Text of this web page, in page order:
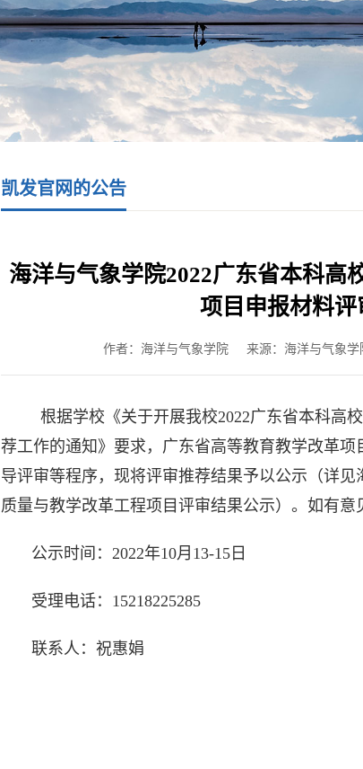
凯发官网的公告
海洋与气象学院2022广东省本科高
项目申报材料
作者：海洋与气象学院 来源：海洋与气象
根据学校《关于开展我校2022广东省本科高
荐工作的通知》要求，广东省高等教育教学改革
导评审等程序，现将评审推荐结果予以公示（详
质量与教学改革工程项目评审结果公示）。如有意
公示时间：2022年10月13-15日
受理电话：15218225285
联系人：祝惠娟